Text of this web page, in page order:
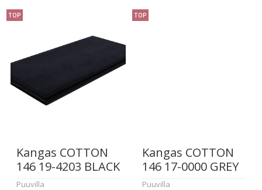
TOP
Kangas COTTON
146 19-4203 BLACK
Puuvilla
TOP
Kangas COTTON
146 17-0000 GREY
Puuvilla